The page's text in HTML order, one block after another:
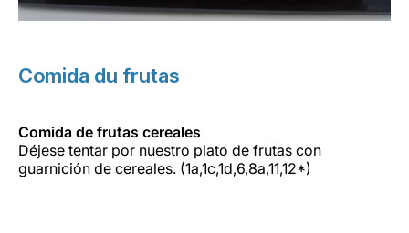
Comida du frutas
Comida de frutas cereales
Déjese tentar por nuestro plato de frutas con
guarnición de cereales. (1a,1c,1d,6,8a,11,12*)